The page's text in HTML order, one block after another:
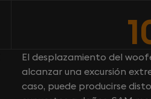
El desplazamiento del
alcanzar una excursión
caso, puede producirse